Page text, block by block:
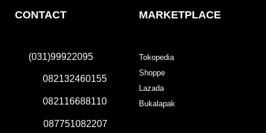
CONTACT
(031)99922095
082132460155
082116688110
087751082207
MARKETPLACE
Tokopedia
Shoppe
Lazada
Bukalapak